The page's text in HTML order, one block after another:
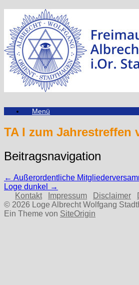
Zum
Inhalt
springen
Menü
TA I zum Jahrestreffen
Beitragsnavigation
← Außerordentliche
Loge dunkel
→
Kontakt
Impressum Disclaimer
© 2026 Loge Albrecht Wolfgang
Ein Theme von SiteOrigin